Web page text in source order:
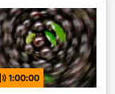
1:00:00